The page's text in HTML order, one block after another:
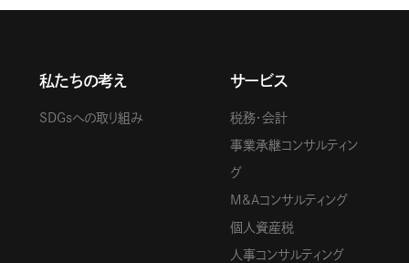
私たちの考え
SDGsへの取り組み
サービス
税務・会計
事業承継コンサルティン
グ
M&Aコンサルティング
個人資産税
人事コンサルティング